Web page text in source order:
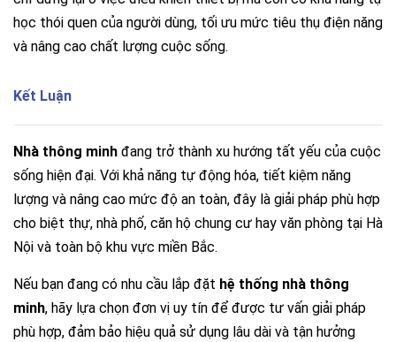
học thói quen của người dùng, tối ưu mức tiêu thụ điện năng
và nâng cao chất lượng cuộc sống.
Kết Luận
Nhà thông minh đang trở thành xu hướng tất yếu của cuộc
sống hiện đại. Với khả năng tự động hóa, tiết kiệm năng
lượng và nâng cao mức độ an toàn, đây là giải pháp phù hợp
cho biệt thự, nhà phố, căn hộ chung cư hay văn phòng tại Hà
Nội và toàn bộ khu vực miền Bắc.
Nếu bạn đang có nhu cầu lắp đặt hệ thống nhà thông
minh, hãy lựa chọn đơn vị uy tín để được tư vấn giải pháp
phù hợp, đảm bảo hiệu quả sử dụng lâu dài và tận hưởng